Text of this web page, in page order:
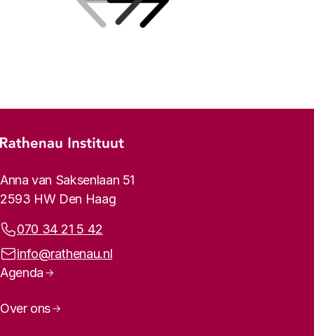
Footer-menu
Rathenau logo, naar de homepage
Contactinformatie
Anna van Saksenlaan 51
2593 HW Den Haag
Telefoonnummer:
070 34 21 5 42
E-mailadres:
info@rathenau.nl
Paginanavigatie
Agenda
Over ons